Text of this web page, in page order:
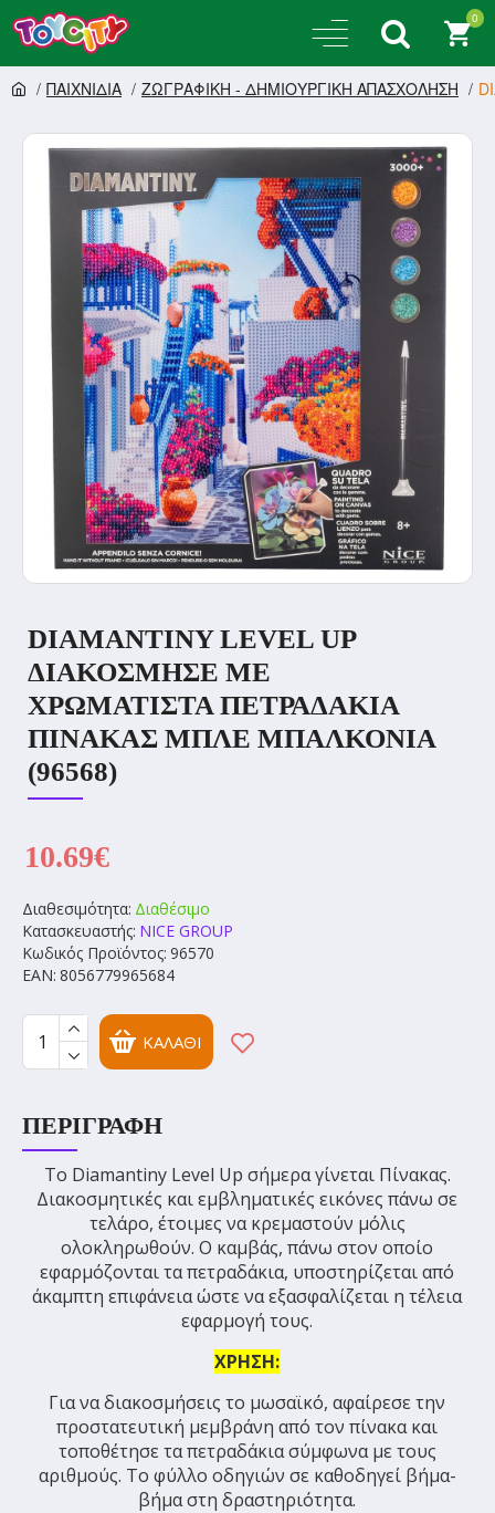
0
ΠΑΙΧΝΙΔΙΑ ΖΩΓΡΑΦΙΚΗ - ΔΗΜΙΟΥΡΓΙΚΗ ΑΠΑΣΧΟΛΗΣΗ
DIAMANTINY LEVEL UP
ΔΙΑΚΟΣΜΗΣΕ ΜΕ
ΧΡΩΜΑΤΙΣΤΑ ΠΕΤΡΑΔΑΚΙΑ
ΠΙΝΑΚΑΣ ΜΠΛΕ ΜΠΑΛΚΟΝΙΑ
(96568)
Διαθεσιμότητα: Διαθέσιμο
Κατασκευαστής: NICE GROUP
Κωδικός Προϊόντος: 96570
EAN: 8056779965684
10.69€
ΚΑΛΆΘΙ
ΠΕΡΙΓΡΑΦΉ
Το Diamantiny Level Up σήμερα γίνεται Πίνακας.
Διακοσμητικές και εμβληματικές εικόνες πάνω σε
τελάρο, έτοιμες να κρεμαστούν μόλις
ολοκληρωθούν. Ο καμβάς, πάνω στον οποίο
εφαρμόζονται τα πετραδάκια, υποστηρίζεται από
άκαμπτη επιφάνεια ώστε να εξασφαλίζεται η τέλεια
εφαρμογή τους.
ΧΡΗΣΗ:
Για να διακοσμήσεις το μωσαϊκό, αφαίρεσε την
προστατευτική μεμβράνη από τον πίνακα και
τοποθέτησε τα πετραδάκια σύμφωνα με τους
αριθμούς. Το φύλλο οδηγιών σε καθοδηγεί βήμα-
βήμα στη δραστηριότητα.